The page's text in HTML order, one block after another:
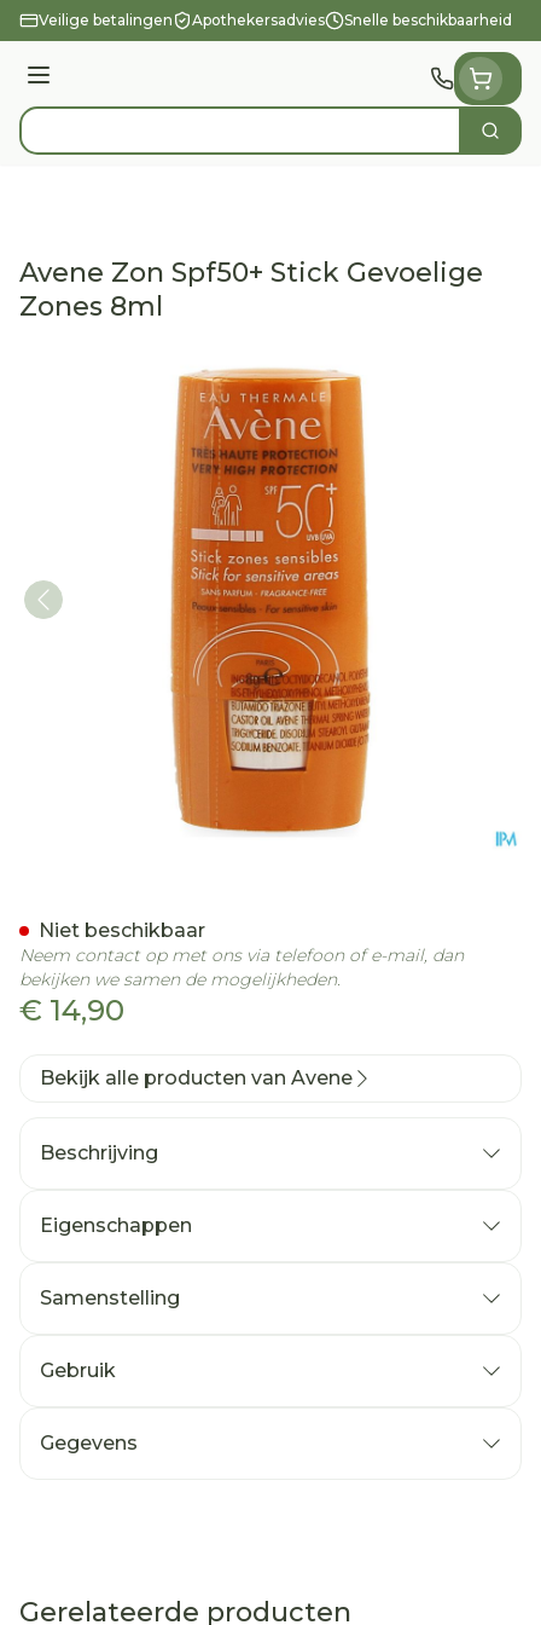
Ga naar de inhoud
Veilige betalingen Apothekersadvies Snelle beschikbaarheid
Menu
Product, merk, categorie... Zoek
Avene Zon Spf50+ Stick Gevoelige
Zones 8ml
€ 14,90
Niet beschikbaar
Neem contact op met ons via telefoon of e-mail, dan
bekijken we samen de mogelijkheden.
Bekijk alle producten van Avene
Beschrijving
Eigenschappen
Samenstelling
Gebruik
Gegevens
Gerelateerde producten